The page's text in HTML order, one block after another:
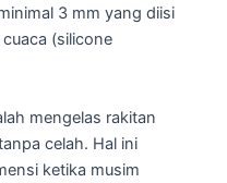
3 mm yang diisi
(silicone
mengelas rakitan
celah. Hal ini
ketika musim